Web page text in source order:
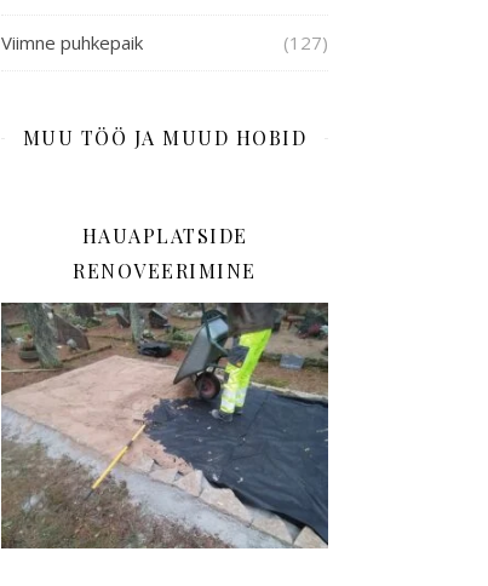
Viimne puhkepaik (127)
MUU TÖÖ JA MUUD HOBID
HAUAPLATSIDE
RENOVEERIMINE